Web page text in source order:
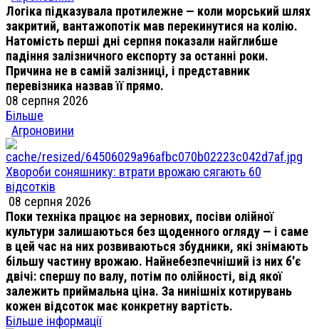
Логіка підказувала протилежне — коли морський шлях
закритий, вантажопотік мав перекинутися на колію.
Натомість перші дні серпня показали найглибше
падіння залізничного експорту за останні роки.
Причина не в самій залізниці, і представник
перевізника назвав її прямо.
08 серпня 2026
Більше
Агроновини
Хвороби соняшнику: втрати врожаю сягають 60
відсотків
08 серпня 2026
Поки техніка працює на зернових, посіви олійної
культури залишаються без щоденного огляду — і саме
в цей час на них розвиваються збудники, які знімають
більшу частину врожаю. Найнебезпечніший із них б'є
двічі: спершу по валу, потім по олійності, від якої
залежить приймальна ціна. За нинішніх котирувань
кожен відсоток має конкретну вартість.
Більше інформації